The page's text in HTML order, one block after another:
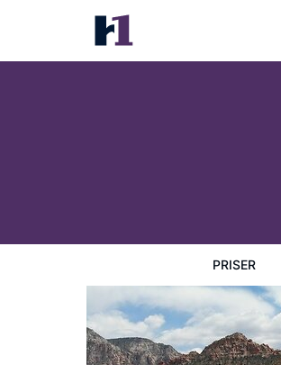
PRISER
Amara Resort and Spa
Priser